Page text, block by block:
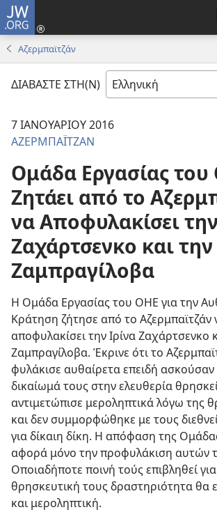
JW.ORG
Αζερμπαϊτζάν
ΔΙΑΒΑΣΤΕ ΣΤΗ(Ν)
7 ΙΑΝΟΥΑΡΙΟΥ 2016
ΑΖΕΡΜΠΑΪΤΖΑΝ
Ομάδα Εργασίας
Ζητάει από το
να Αποφυλακίσει
Ζαχάρτσενκο και
Ζαμπραγίλοβα
Η Ομάδα Εργασίας του ΟΗΕ για την
Κράτηση ζήτησε από το Αζερμπαϊτζάν
αποφυλακίσει την Ιρίνα Ζαχάρτσενκο
Ζαμπραγίλοβα. Έκρινε ότι το
φυλάκισε αυθαίρετα επειδή ασκούσαν
δικαίωμά τους στην ελευθερία
αντιμετώπισε μεροληπτικά λόγω της
και δεν συμμορφώθηκε με τους
για δίκαιη δίκη. Η απόφαση της
αφορά μόνο την προφυλάκιση αυτών
Οποιαδήποτε ποινή τούς επιβληθεί
θρησκευτική τους δραστηριότητα θα
και μεροληπτική.